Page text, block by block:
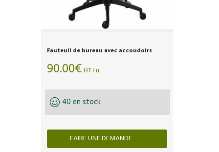
Fauteuil de bureau avec accoudoirs
90.00€ HT / u
40 en stock
FAIRE UNE DEMANDE